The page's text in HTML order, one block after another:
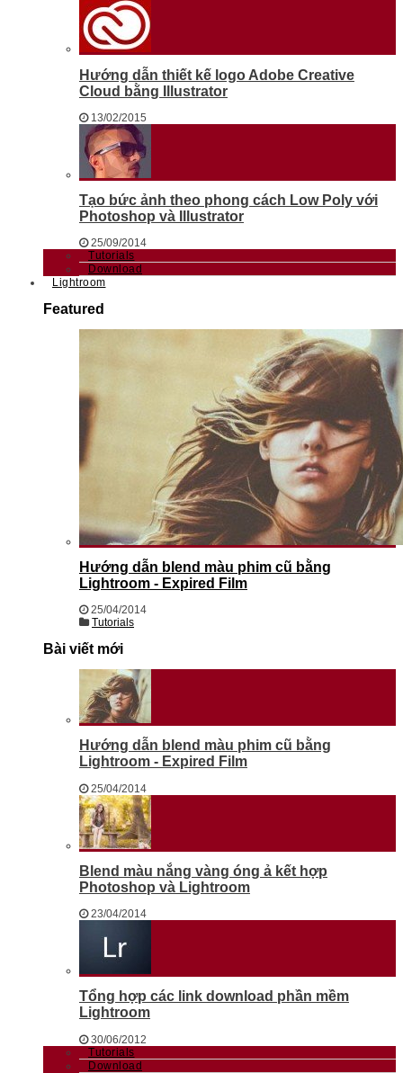
Hướng dẫn thiết kế logo Adobe Creative
Cloud bằng Illustrator
13/02/2015
Tạo bức ảnh theo phong cách Low Poly với
Photoshop và Illustrator
25/09/2014
Tutorials
Download
Lightroom
Featured
Hướng dẫn blend màu phim cũ bằng
Lightroom - Expired Film
25/04/2014
Tutorials
Bài viết mới
Hướng dẫn blend màu phim cũ bằng
Lightroom - Expired Film
25/04/2014
Blend màu nắng vàng óng ả kết hợp
Photoshop và Lightroom
23/04/2014
Tổng hợp các link download phần mềm
Lightroom
30/06/2012
Tutorials
Download